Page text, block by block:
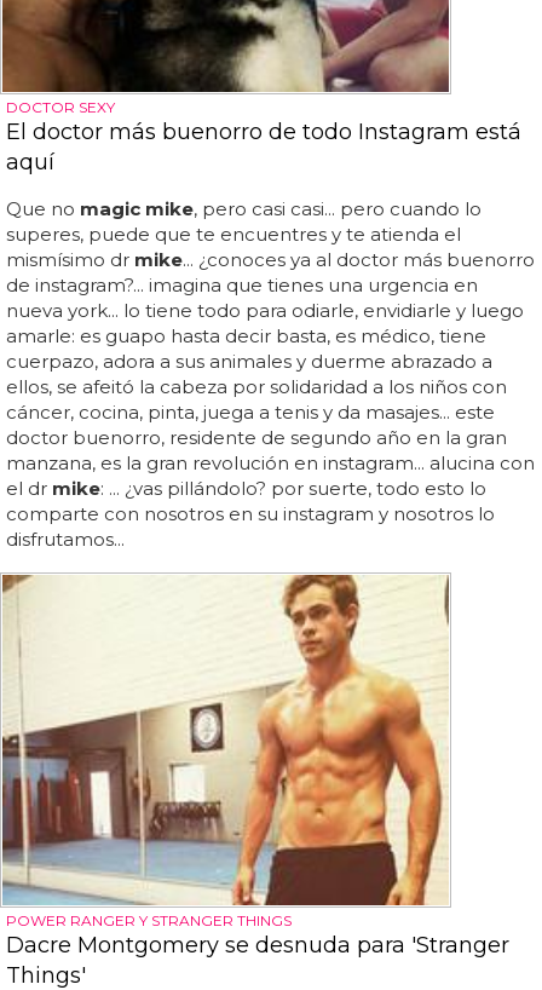
DOCTOR SEXY
El doctor más buenorro de todo Instagram está
aquí
Que no magic mike, pero casi casi... pero cuando lo
superes, puede que te encuentres y te atienda el
mismísimo dr mike... ¿conoces ya al doctor más buenorro
de instagram?... imagina que tienes una urgencia en
nueva york... lo tiene todo para odiarle, envidiarle y luego
amarle: es guapo hasta decir basta, es médico, tiene
cuerpazo, adora a sus animales y duerme abrazado a
ellos, se afeitó la cabeza por solidaridad a los niños con
cáncer, cocina, pinta, juega a tenis y da masajes... este
doctor buenorro, residente de segundo año en la gran
manzana, es la gran revolución en instagram... alucina con
el dr mike: ... ¿vas pillándolo? por suerte, todo esto lo
comparte con nosotros en su instagram y nosotros lo
disfrutamos...
POWER RANGER Y STRANGER THINGS
Dacre Montgomery se desnuda para 'Stranger
Things'